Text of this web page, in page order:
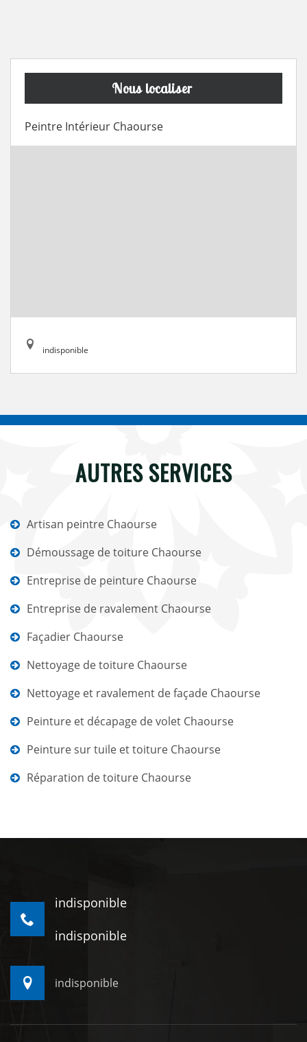
Nous localiser
Peintre Intérieur Chaourse
indisponible
AUTRES SERVICES
Artisan peintre Chaourse
Démoussage de toiture Chaourse
Entreprise de peinture Chaourse
Entreprise de ravalement Chaourse
Façadier Chaourse
Nettoyage de toiture Chaourse
Nettoyage et ravalement de façade Chaourse
Peinture et décapage de volet Chaourse
Peinture sur tuile et toiture Chaourse
Réparation de toiture Chaourse
indisponible
indisponible
indisponible